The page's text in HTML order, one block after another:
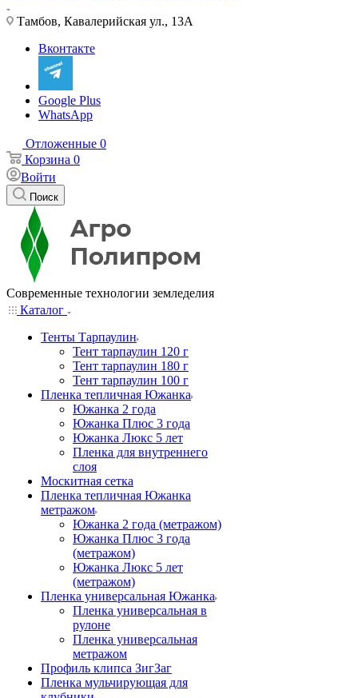
Тамбов, Кавалерийская ул., 13А
Вконтакте
Google Plus
WhatsApp
Отложенные 0
Корзина 0
Войти
Поиск
Современные технологии земледелия
Каталог
Тенты Тарпаулин
Тент тарпаулин 120 г
Тент тарпаулин 180 г
Тент тарпаулин 100 г
Пленка тепличная Южанка
Южанка 2 года
Южанка Плюс 3 года
Южанка Люкс 5 лет
Пленка для внутреннего
слоя
Москитная сетка
Пленка тепличная Южанка
метражом
Южанка 2 года (метражом)
Южанка Плюс 3 года
(метражом)
Южанка Люкс 5 лет
(метражом)
Пленка универсальная Южанка
Пленка универсальная в
рулоне
Пленка универсальная
метражом
Профиль клипса ЗигЗаг
Пленка мульчирующая для